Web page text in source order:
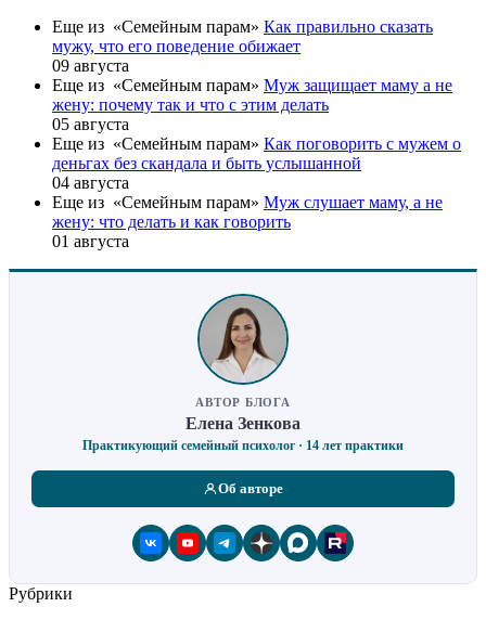
Еще из «Семейным парам» Как правильно сказать
мужу, что его поведение обижает
09 августа
Еще из «Семейным парам» Муж защищает маму а не
жену: почему так и что с этим делать
05 августа
Еще из «Семейным парам» Как поговорить с мужем о
деньгах без скандала и быть услышанной
04 августа
Еще из «Семейным парам» Муж слушает маму, а не
жену: что делать и как говорить
01 августа
АВТОР БЛОГА
Елена Зенкова
Практикующий семейный психолог · 14 лет практики
Об авторе
Рубрики